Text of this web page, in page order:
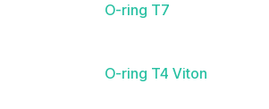
O-ring T7
O-ring T4 Viton